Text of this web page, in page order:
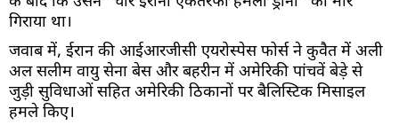
गिराया था।
जवाब में, ईरान की आईआरजीसी एयरोस्पेस फोर्स ने कुवैत में अली
अल सलीम वायु सेना बेस और बहरीन में अमेरिकी पांचवें बेड़े से
जुड़ी सुविधाओं सहित अमेरिकी ठिकानों पर बैलिस्टिक मिसाइल
हमले किए।